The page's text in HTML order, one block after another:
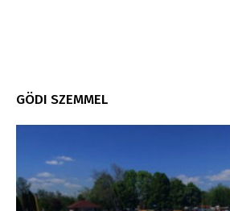
GÖDI SZEMMEL